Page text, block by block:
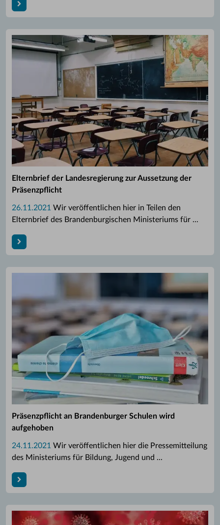
Elternbrief der Landesregierung zur Aussetzung der
Präsenzpflicht
26.11.2021 Wir veröffentlichen hier in Teilen den
Elternbrief des Brandenburgischen Ministeriums für ...
Präsenzpflicht an Brandenburger Schulen wird
aufgehoben
24.11.2021 Wir veröffentlichen hier die Pressemitteilung
des Ministeriums für Bildung, Jugend und ...